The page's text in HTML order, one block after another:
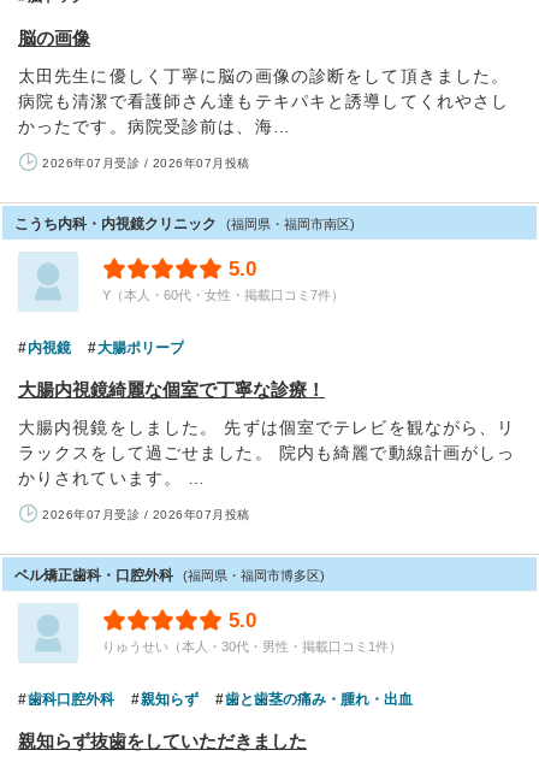
脳の画像
太田先生に優しく丁寧に脳の画像の診断をして頂きました。
病院も清潔で看護師さん達もテキパキと誘導してくれやさし
かったです。病院受診前は、海…
2026年07月受診 / 2026年07月投稿
こうち内科・内視鏡クリニック (福岡県・福岡市南区)
5.0
Y（本人・60代・女性・掲載口コミ7件）
内視鏡 大腸ポリープ
大腸内視鏡綺麗な個室で丁寧な診療！
大腸内視鏡をしました。 先ずは個室でテレビを観ながら、リ
ラックスをして過ごせました。 院内も綺麗で動線計画がしっ
かりされています。 …
2026年07月受診 / 2026年07月投稿
ベル矯正歯科・口腔外科 (福岡県・福岡市博多区)
5.0
りゅうせい（本人・30代・男性・掲載口コミ1件）
歯科口腔外科 親知らず 歯と歯茎の痛み・腫れ・出血
親知らず抜歯をしていただきました